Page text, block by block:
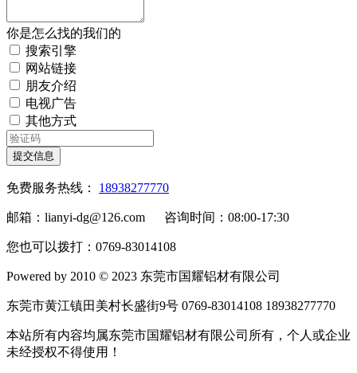
你是怎么找的我们的
搜索引擎
网站链接
朋友介绍
电视广告
其他方式
提交信息
免费服务热线： 18938277770
邮箱：lianyi-dg@126.com 咨询时间：08:00-17:30
您也可以拨打：0769-83014108
Powered by 2010 © 2023 东莞市国耀铝材有限公司
东莞市黄江镇田美村长盛街9号 0769-83014108 18938277770
本站所有内容均属东莞市国耀铝材有限公司所有，个人或企业
未经授权不得使用！